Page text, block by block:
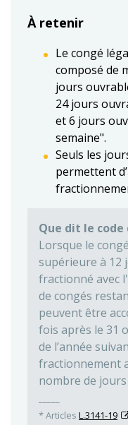
À retenir
Le congé
composé de
jours
24 jours
et 6 jours
semaine".
Seuls les
permettent
Que dit le
Lorsque le
supérieure à 12
fractionné avec
de congés
peuvent être
fois après le 31
de l’année
fractionnement
nombre de
* Articles L.3141-19